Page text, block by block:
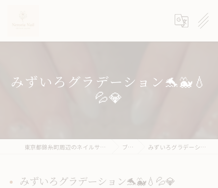
みずいろグラデーション🐬🐳💧
💦💎
東京都錦糸町周辺のネイルサロンならneroria nail ブログ みずいろグラデーション🐬🐳💧💦💎
みずいろグラデーション🐬🐳💧💦💎